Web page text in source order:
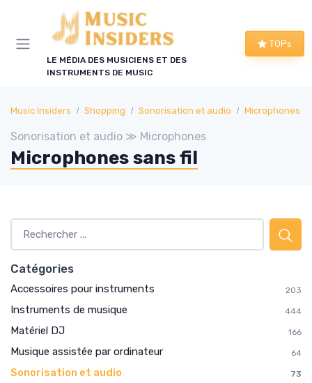
LE MÉDIA DES MUSICIENS ET DES
INSTRUMENTS DE MUSIC
TOPs
Music Insiders Shopping Sonorisation et audio Microphones
Sonorisation et audio ≫ Microphones
Microphones sans fil
Catégories
Accessoires pour instruments 203
Instruments de musique 444
Matériel DJ 166
Musique assistée par ordinateur 64
Sonorisation et audio 73
Panneau de gestion des cookies